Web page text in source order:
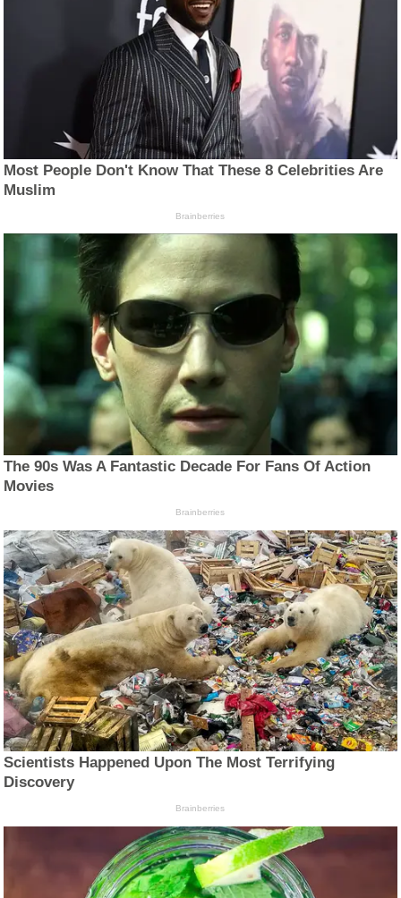
Most People Don't Know That These 8 Celebrities Are
Muslim
Brainberries
The 90s Was A Fantastic Decade For Fans Of Action
Movies
Brainberries
Scientists Happened Upon The Most Terrifying
Discovery
Brainberries